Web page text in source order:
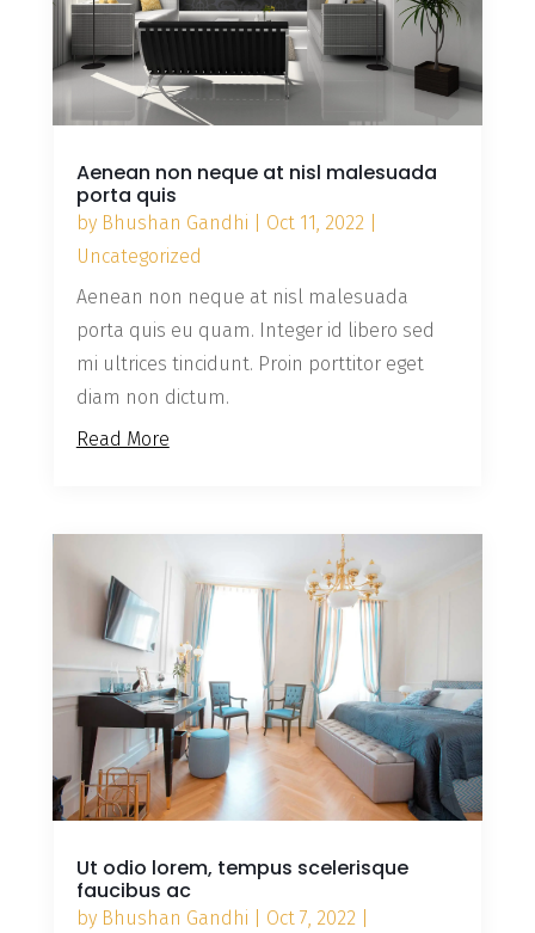
Aenean non neque at nisl malesuada
porta quis
by Bhushan Gandhi Oct 11, 2022
Uncategorized
Aenean non neque at nisl malesuada
porta quis eu quam. Integer id libero sed
mi ultrices tincidunt. Proin porttitor eget
diam non dictum.
Read More
Ut odio lorem, tempus scelerisque
faucibus ac
by Bhushan Gandhi Oct 7, 2022|